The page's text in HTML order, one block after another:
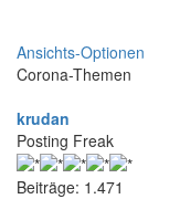
Ansichts-Optionen
Corona-Themen
krudan
Posting Freak
Beiträge: 1.471